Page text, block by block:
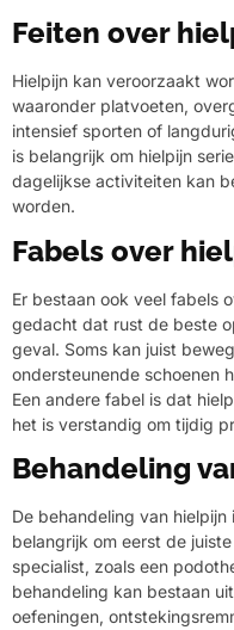
Feiten over
Hielpijn kan veroorzaakt
waaronder platvoeten,
intensief sporten of
is belangrijk om hielpijn
dagelijkse activiteiten kan
worden.
Fabels over
Er bestaan ook veel fabels
gedacht dat rust de beste
geval. Soms kan juist
ondersteunende schoenen
Een andere fabel is dat
het is verstandig om tijdig
Behandeling
De behandeling van
belangrijk om eerst de
specialist, zoals een
behandeling kan bestaan
oefeningen,